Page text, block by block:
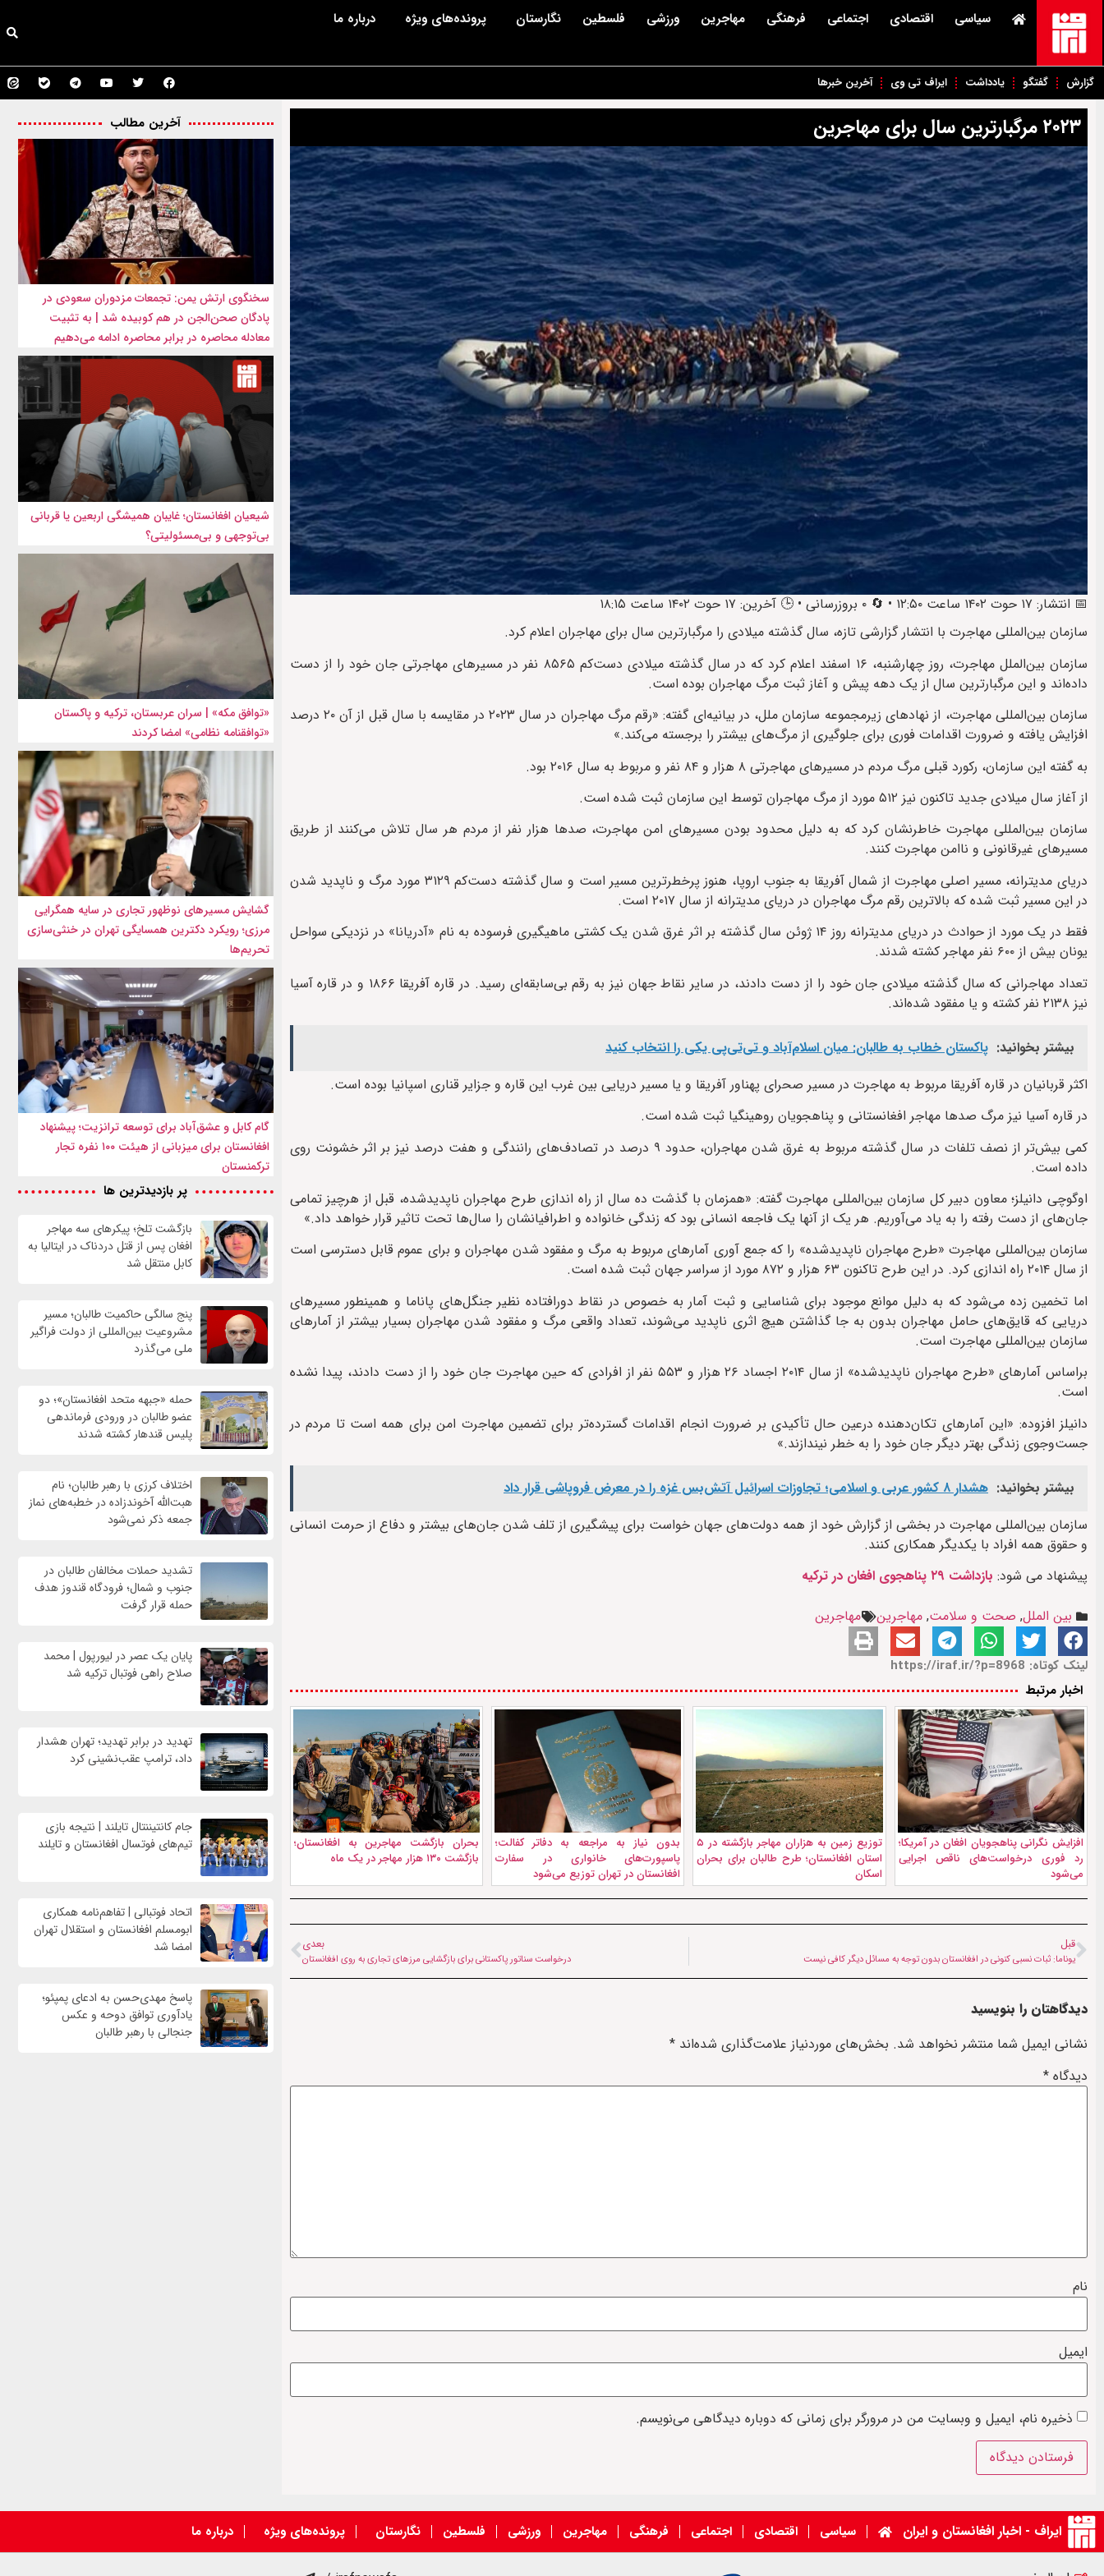
سیاسی اقتصادی اجتماعی فرهنگی مهاجرین ورزشی فلسطین نگارستان پرونده‌های ویژه درباره ما
گزارش گفتگو یادداشت ایراف تی وی آخرین خبرها
۲۰۲۳ مرگبارترین سال برای مهاجرین
📅 انتشار: ۱۷ حوت ۱۴۰۲ ساعت ۱۲:۵۰ • 🔄 ۰ بروزرسانی • 🕒 آخرین: ۱۷ حوت ۱۴۰۲ ساعت ۱۸:۱۵
سازمان بین‌المللی مهاجرت با انتشار گزارشی تازه‌، سال گذشته میلادی را مرگبارترین سال برای مهاجران اعلام کرد.
سازمان بین‌‌الملل مهاجرت، روز چهارشنبه، ۱۶ اسفند اعلام کرد که در سال گذشته میلادی دست‌کم ۸۵۶۵ نفر در مسیرهای مهاجرتی جان خود را از دست
داده‌اند و این مرگبارترین سال از یک دهه پیش و آغاز ثبت مرگ مهاجران بوده است.
سازمان بین‌المللی مهاجرت، از نهادهای زیرمجموعه سازمان ملل، در بیانیه‌ای گفته: «رقم مرگ مهاجران در سال ۲۰۲۳ در مقایسه با سال قبل از آن ۲۰ درصد
افزایش یافته و ضرورت اقدامات فوری برای جلوگیری از مرگ‌های بیشتر را برجسته می‌کند.»
به گفته این سازمان، رکورد قبلی مرگ مردم در مسیرهای مهاجرتی ۸ هزار و ۸۴ نفر و مربوط به سال ۲۰۱۶ بود.
از آغاز سال میلادی جدید تاکنون نیز ۵۱۲ مورد از مرگ مهاجران توسط این سازمان ثبت شده است.
سازمان بین‌المللی مهاجرت خاطرنشان کرد که به دلیل محدود بودن مسیرهای امن مهاجرت، صدها هزار نفر از مردم هر سال تلاش می‌کنند از طریق
مسیرهای غیرقانونی و ناامن مهاجرت کنند.
دریای مدیترانه، مسیر اصلی مهاجرت از شمال آفریقا به جنوب اروپا، هنوز پرخطرترین مسیر است و سال گذشته دست‌کم ۳۱۲۹ مورد مرگ و ناپدید شدن
در این مسیر ثبت شده که بالاترین رقم مرگ مهاجران در دریای مدیترانه از سال ۲۰۱۷ است.
فقط در یک مورد از حوادث در دریای مدیترانه روز ۱۴ ژوئن سال گذشته بر اثر غرق شدن یک کشتی ماهیگیری فرسوده به نام «آدریانا» در نزدیکی سواحل
یونان بیش از ۶۰۰ نفر مهاجر کشته شدند.
تعداد مهاجرانی که سال گذشته میلادی جان خود را از دست دادند، در سایر نقاط جهان نیز به رقم بی‌سابقه‌ای رسید. در قاره آفریقا ۱۸۶۶ و در قاره آسیا
نیز ۲۱۳۸ نفر کشته و یا مفقود شده‌اند.
بیشتر بخوانید: پاکستان خطاب به طالبان: میان اسلام‌آباد و تی‌تی‌پی یکی را انتخاب کنید
اکثر قربانیان در قاره آفریقا مربوط به مهاجرت در مسیر صحرای پهناور آفریقا و یا مسیر دریایی بین غرب این قاره و جزایر قناری اسپانیا بوده است.
در قاره آسیا نیز مرگ صدها مهاجر افغانستانی و پناهجویان روهینگیا ثبت شده است.
کمی بیش‌تر از نصف تلفات در سال گذشته مربوط به غرق شدن مهاجران، حدود ۹ درصد در تصادف‌های رانندگی و هفت درصد نیز بر اثر خشونت روی
داده است.
اوگوچی دانیلز؛ معاون دبیر کل سازمان بین‌المللی مهاجرت گفته: «همزمان با گذشت ده سال از راه اندازی طرح مهاجران ناپدید‌شده، قبل از هرچیز تمامی
جان‌های از دست رفته را به یاد می‌آوریم. هر یک از آنها یک فاجعه انسانی بود که زندگی خانواده و اطرافیانشان را سال‌ها تحت تاثیر قرار خواهد داد.»
سازمان بین‌المللی مهاجرت «طرح مهاجران ناپدید‌شده» را که جمع آوری آمارهای مربوط به مرگ و مفقود شدن مهاجران و برای عموم قابل دسترسی است
از سال ۲۰۱۴ راه اندازی کرد. در این طرح تاکنون ۶۳ هزار و ۸۷۲ مورد از سراسر جهان ثبت شده است.
اما تخمین زده می‌شود که به دلیل موانع موجود برای شناسايی و ثبت آمار به خصوص در نقاط دورافتاده نظیر جنگل‌های پاناما و همینطور مسیرهای
دریایی که قایق‌های حامل مهاجران بدون به جا گذاشتن هیچ اثری ناپدید می‌شوند، تعداد واقعی مرگ و مفقود شدن مهاجران بسیار بیشتر از آمارهای
سازمان بین‌المللی مهاجرت است.
براساس آمارهای «طرح مهاجران ناپدید‌شده» از سال ۲۰۱۴ اجساد ۲۶ هزار و ۵۵۳ نفر از افرادی که حین مهاجرت جان خود را از دست دادند، پیدا نشده
است.
دانیلز افزوده: «این آمارهای تکان‌دهنده درعین حال تأکیدی بر ضرورت انجام اقدامات گسترده‌تر برای تضمین مهاجرت امن برای همه است تا مردم در
جست‌وجوی زندگی بهتر دیگر جان خود را به خطر نیندازند.»
بیشتر بخوانید: هشدار ۸ کشور عربی و اسلامی؛ تجاوزات اسرائیل آتش‌بس غزه را در معرض فروپاشی قرار داد
سازمان بین‌المللی مهاجرت در بخشی از گزارش خود از همه دولت‌های جهان خواست برای پیشگیری از تلف شدن جان‌های بیشتر و دفاع از حرمت انسانی
و حقوق همه افراد با یکدیگر همکاری کنند.
پیشنهاد می شود: بازداشت ۲۹ پناهجوی افغان در ترکیه
بین الملل, صحت و سلامت, مهاجرین مهاجرین
لینک کوتاه: https://iraf.ir/?p=8968
اخبار مرتبط
افزایش نگرانی پناهجویان افغان در آمریکا؛
رد فوری درخواست‌های ناقص اجرایی
می‌شود
توزیع زمین به هزاران مهاجر بازگشته در ۵
استان افغانستان؛ طرح طالبان برای بحران
اسکان
بدون نیاز به مراجعه به دفاتر کفالت؛
پاسپورت‌های خانواری در سفارت
افغانستان در تهران توزیع می‌شود
بحران بازگشت مهاجرین به افغانستان؛
بازگشت ۱۳۰ هزار مهاجر در یک ماه
قبل
یوناما: ثبات نسبی کنونی در افغانستان بدون توجه به مسائل دیگر کافی نیست
بعدی
درخواست سناتور پاکستانی برای بازگشایی مرزهای تجاری به روی افغانستان
دیدگاهتان را بنویسید
نشانی ایمیل شما منتشر نخواهد شد. بخش‌های موردنیاز علامت‌گذاری شده‌اند *
دیدگاه *
نام
ایمیل
ذخیره نام، ایمیل و وبسایت من در مرورگر برای زمانی که دوباره دیدگاهی می‌نویسم.
آخرین مطالب
سخنگوی ارتش یمن: تجمعات مزدوران سعودی در
پادگان صحن‌الجن در هم کوبیده شد | به تثبیت
معادله محاصره در برابر محاصره ادامه می‌دهیم
شیعیان افغانستان؛ غایبان همیشگی اربعین یا قربانی
بی‌توجهی و بی‌مسئولیتی؟
«توافق مکه» | سران عربستان، ترکیه و پاکستان
«توافقنامه نظامی» امضا کردند
گشایش مسیرهای نوظهور تجاری در سایه همگرایی
مرزی؛ رویکرد دکترین همسایگی تهران در خنثی‌سازی
تحریم‌ها
گام کابل و عشق‌آباد برای توسعه ترانزیت؛ پیشنهاد
افغانستان برای میزبانی از هیئت ۱۰۰ نفره تجار
ترکمنستان
پر بازدیدترین ها
بازگشت تلخ؛ پیکرهای سه مهاجر
افغان پس از قتل دردناک در ایتالیا به
کابل منتقل شد
پنج سالگی حاکمیت طالبان؛ مسیر
مشروعیت بین‌المللی از دولت فراگیر
ملی می‌گذرد
حمله «جبهه متحد افغانستان»؛ دو
عضو طالبان در ورودی فرماندهی
پلیس قندهار کشته شدند
اختلاف کرزی با رهبر طالبان؛ نام
هبت‌الله آخوندزاده در خطبه‌های نماز
جمعه ذکر نمی‌شود
تشدید حملات مخالفان طالبان در
جنوب و شمال؛ فرودگاه قندوز هدف
حمله قرار گرفت
پایان یک عصر در لیورپول | محمد
صلاح راهی فوتبال ترکیه شد
تهدید در برابر تهدید؛ تهران هشدار
داد، ترامپ عقب‌نشینی کرد
جام کانتیننتال تایلند | نتیجه بازی
تیم‌های فوتسال افغانستان و تایلند
اتحاد فوتبالی | تفاهم‌نامه همکاری
ابومسلم افغانستان و استقلال تهران
امضا شد
پاسخ مهدی‌حسن به ادعای پمپئو؛
یادآوری توافق دوحه و عکس
جنجالی با رهبر طالبان
ایراف - اخبار افغانستان و ایران سیاسی اقتصادی اجتماعی فرهنگی مهاجرین ورزشی فلسطین نگارستان پرونده‌های ویژه درباره ما